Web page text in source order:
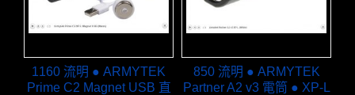
1160 流明 ● ARMYTEK
Prime C2 Magnet USB 直
850 流明 ● ARMYTEK
Partner A2 v3 電筒 ● XP-L